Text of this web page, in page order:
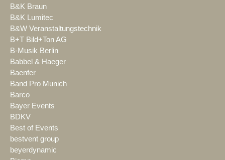
B&K Braun
B&K Lumitec
B&W Veranstaltungstechnik
B+T Bild+Ton AG
B-Musik Berlin
Babbel & Haeger
Baenfer
Band Pro Munich
Barco
Bayer Events
BDKV
Best of Events
bestvent group
beyerdynamic